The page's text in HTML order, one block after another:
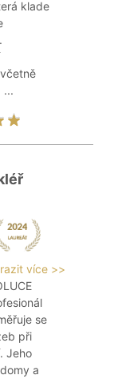
klade
...
více >>
se
při
Jeho
a